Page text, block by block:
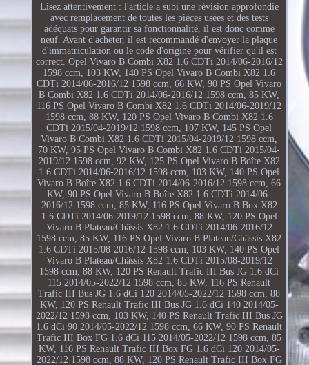
Lisez attentivement : l'article a subi une révision approfondie
avec remplacement de toutes les pièces usées et des tests
adéquats pour garantir sa fonctionnalité, il est donc comme
neuf. Avant d'acheter, il est recommandé d'envoyer la plaque
d'immatriculation ou le code d'origine pour vérifier qu'il est
correct. Opel Vivaro B Combi X82 1.6 CDTi 2014/06-2016/12
1598 ccm, 103 KW, 140 PS Opel Vivaro B Combi X82 1.6
CDTi 2014/06-2016/12 1598 ccm, 66 KW, 90 PS Opel Vivaro
B Combi X82 1.6 CDTi 2014/06-2016/12 1598 ccm, 85 KW,
116 PS Opel Vivaro B Combi X82 1.6 CDTi 2014/06-2019/12
1598 ccm, 88 KW, 120 PS Opel Vivaro B Combi X82 1.6
CDTi 2015/04-2019/12 1598 ccm, 107 KW, 145 PS Opel
Vivaro B Combi X82 1.6 CDTi 2015/04-2019/12 1598 ccm,
70 KW, 95 PS Opel Vivaro B Combi X82 1.6 CDTi 2015/04-
2019/12 1598 ccm, 92 KW, 125 PS Opel Vivaro B Boîte X82
1.6 CDTi 2014/06-2016/12 1598 ccm, 103 KW, 140 PS Opel
Vivaro B Boîte X82 1.6 CDTi 2014/06-2016/12 1598 ccm, 66
KW, 90 PS Opel Vivaro B Boîte X82 1.6 CDTi 2014/06-
2016/12 1598 ccm, 85 KW, 116 PS Opel Vivaro B Box X82
1.6 CDTi 2014/06-2019/12 1598 ccm, 88 KW, 120 PS Opel
Vivaro B Plateau/Châssis X82 1.6 CDTi 2014/06-2016/12
1598 ccm, 85 KW, 116 PS Opel Vivaro B Plateau/Châssis X82
1.6 CDTi 2015/08-2016/12 1598 ccm, 103 KW, 140 PS Opel
Vivaro B Plateau/Châssis X82 1.6 CDTi 2015/08-2019/12
1598 ccm, 88 KW, 120 PS Renault Trafic III Bus JG 1.6 dCi
115 2014/05-2022/12 1598 ccm, 85 KW, 116 PS Renault
Trafic III Bus JG 1.6 dCi 120 2014/05-2022/12 1598 ccm, 88
KW, 120 PS Renault Trafic III Bus JG 1.6 dCi 140 2014/05-
2022/12 1598 ccm, 103 KW, 140 PS Renault Trafic III Bus JG
1.6 dCi 90 2014/05-2022/12 1598 ccm, 66 KW, 90 PS Renault
Trafic III Box FG 1.6 dCi 115 2014/05-2022/12 1598 ccm, 85
KW, 116 PS Renault Trafic III Box FG 1.6 dCi 120 2014/05-
2022/12 1598 ccm, 88 KW, 120 PS Renault Trafic III Box FG